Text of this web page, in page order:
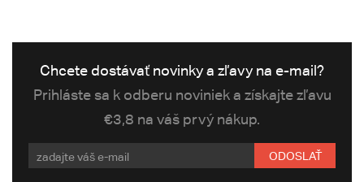
Chcete dostávať novinky a zľavy na e-mail?
Prihláste sa k odberu noviniek a získajte zľavu
€3,8 na váš prvý nákup.
ODOSLAŤ